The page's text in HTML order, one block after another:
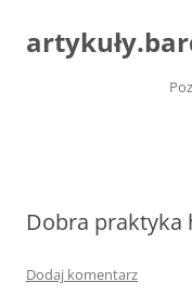
Dobra praktyka
Dodaj komentarz